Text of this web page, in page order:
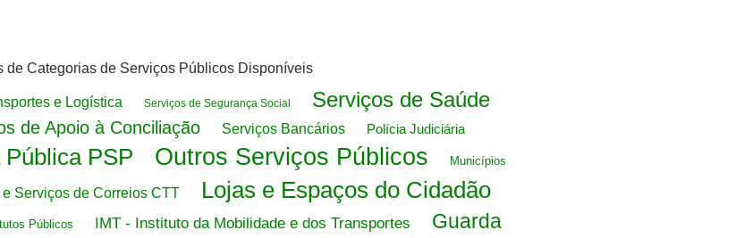
de Categorias de Serviços Públicos Disponíveis
e Logística Serviços de Segurança Social Serviços de Saúde
de Apoio à Conciliação Serviços Bancários Polícia Judiciária
PSP Outros Serviços Públicos Municípios
e Serviços de Correios CTT Lojas e Espaços do Cidadão
Públicos IMT - Instituto da Mobilidade e dos Transportes
Guarda